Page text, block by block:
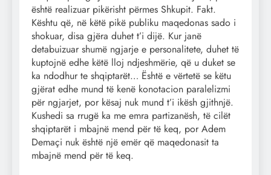
është realizuar pikërisht përmes Shkupit. Fakt.
Kështu që, në këtë pikë publiku maqedonas sado i
shokuar, disa gjëra duhet t’i dijë. Kur janë
detabuizuar shumë ngjarje e personalitete, duhet të
kuptojnë edhe këtë lloj ndjeshmërie, që u duket se
ka ndodhur te shqiptarët… Është e vërtetë se këtu
gjërat edhe mund të kenë konotacion paralelizmi
për ngjarjet, por kësaj nuk mund t’i ikësh gjithnjë.
Kushedi sa rrugë ka me emra partizanësh, të cilët
shqiptarët i mbajnë mend për të keq, por Adem
Demaçi nuk është një emër që maqedonasit ta
mbajnë mend për të keq.